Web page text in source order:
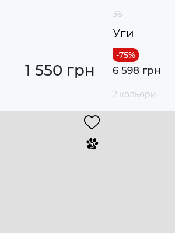
1 550 грн
36
Уги
6 598 грн
2 кольори